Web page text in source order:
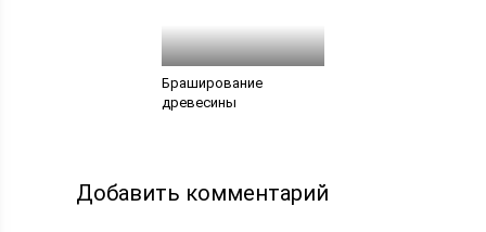
Браширование
древесины
Добавить комментарий